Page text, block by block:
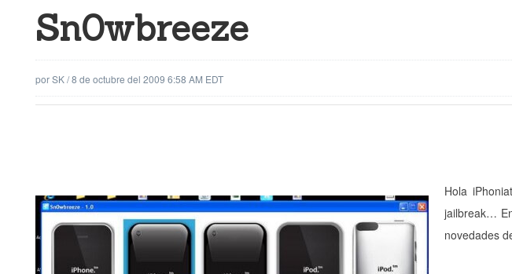
Sn0wbreeze
porSK/8 de octubre del 2009 6:58 AM EDT
Hola
jailbreak…
novedades